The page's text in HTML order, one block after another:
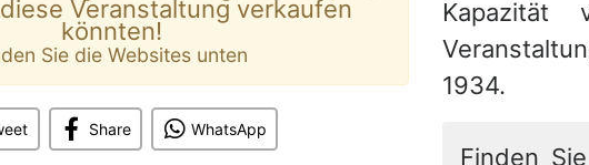
Veranstaltung verkaufen
könnten!
Sie die Websites unten
Share WhatsApp
Kapazität
1934.
Finden